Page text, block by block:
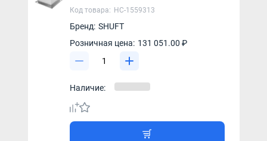
Код товара: НС-1559313
Бренд: SHUFT
Розничная цена: 131 051.00 ₽
Наличие: